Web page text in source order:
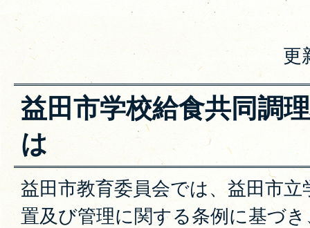
更
益田市学校給食共同調
は
益田市教育委員会では、益田市
置及び管理に関する条例に基づ